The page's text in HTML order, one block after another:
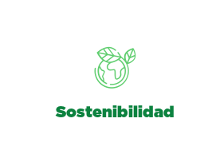
Sostenibilidad